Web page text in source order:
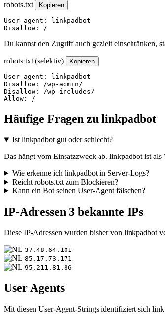
robots.txt Kopieren
User-agent: linkpadbot
Disallow: /
Du kannst den Zugriff auch gezielt einschränken,
robots.txt (selektiv) Kopieren
User-agent: linkpadbot
Disallow: /wp-admin/
Disallow: /wp-includes/
Allow: /
Häufige Fragen zu linkpadbot
Ist linkpadbot gut oder schlecht?
Das hängt vom Einsatzzweck ab. linkpadbot ist
Wie erkenne ich linkpadbot in Server-Logs?
Reicht robots.txt zum Blockieren?
Kann ein Bot seinen User-Agent fälschen?
IP-Adressen 3 bekannte IPs
Diese IP-Adressen wurden bisher von linkpadbot
37.48.64.101
85.17.73.171
95.211.81.86
User Agents
Mit diesen User-Agent-Strings identifiziert sich